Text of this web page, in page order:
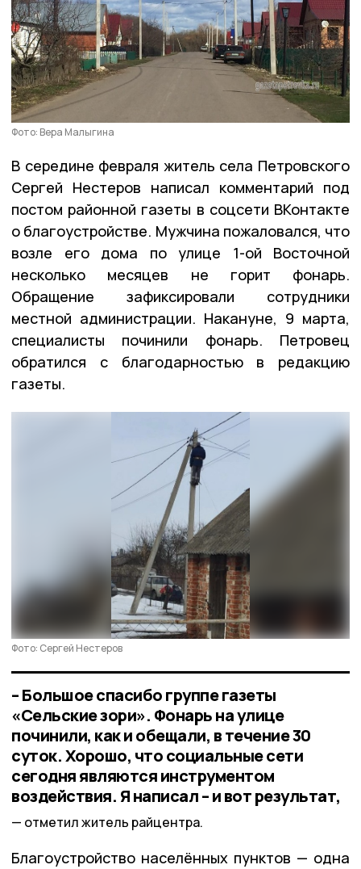
Фото: Вера Малыгина
В середине февраля житель села Петровского
Сергей Нестеров написал комментарий под
постом районной газеты в соцсети ВКонтакте
о благоустройстве. Мужчина пожаловался, что
возле его дома по улице 1-ой Восточной
несколько месяцев не горит фонарь.
Обращение зафиксировали сотрудники
местной администрации. Накануне, 9 марта,
специалисты починили фонарь. Петровец
обратился с благодарностью в редакцию
газеты.
Фото: Сергей Нестеров
– Большое спасибо группе газеты
«Сельские зори». Фонарь на улице
починили, как и обещали, в течение 30
суток. Хорошо, что социальные сети
сегодня являются инструментом
воздействия. Я написал – и вот результат,
отметил житель райцентра.
Благоустройство населённых пунктов — одна